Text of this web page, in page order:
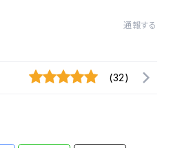
通報する
(32)